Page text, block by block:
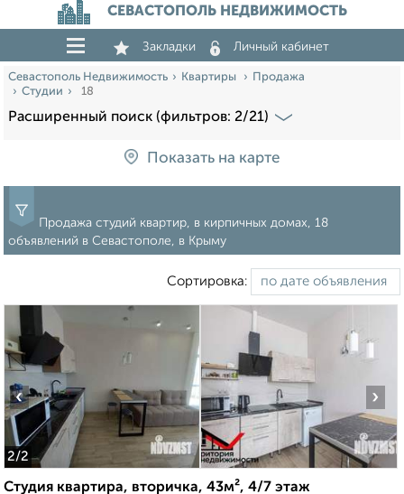
СЕВАСТОПОЛЬ НЕДВИЖИМОСТЬ
Закладки Личный кабинет
Севастополь Недвижимость Квартиры
Продажа
Студии
18
Расширенный поиск (фильтров: 2/21)
Показать на карте
Продажа студий квартир, в кирпичных домах, 18
объявлений в Севастополе, в Крыму
Сортировка:
2/2
‹ ›
Студия квартира, вторичка, 43м², 4/7 этаж